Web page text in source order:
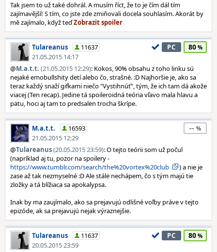
Tak jsem to už také dohrál. A musím říct, že to je čím dál tím
zajímavější! S tím, co jste zde zmiňovali docela souhlasím. Akorát by
mě zajímalo, když teď
Tulareanus
11637
21.05.2015 14:17
PC 80
@M.a.t.t. (21.05.2015 12:29): Kokos, 90% obsahu z toho linku sú
nejaké emobullshity detí alebo čo, strašné. :D Najhoršie je, ako sa
teraz každý snaží gifkami niečo "Vystihnúť", tým, že ich tam dá akože
viacej (Ten recap). Jedine tá spoileroidná teória vľavo mala hlavu a
pätu, hoci aj tam to predsalen trocha škrípe.
M.a.t.t.
16593
21.05.2015 12:29
--
@Tulareanus(20.05.2015 23:59): O tejto teórii som už počul
(napríklad aj tu, pozor na spoilery -
https://www.tumblr.com/search/the%20vortex%20club
) a nie je
zase až tak nezmyselné :D Ale stále nechápem, čo s tým majú tie
zložky a tá blížiaca sa apokalypsa.
Inak by ma zaujímalo, ako sa prejavujú odlišné voľby práve v tejto
epizóde, ak sa prejavujú nejak výraznejšie.
Tulareanus
11637
20.05.2015 23:59
PC 80